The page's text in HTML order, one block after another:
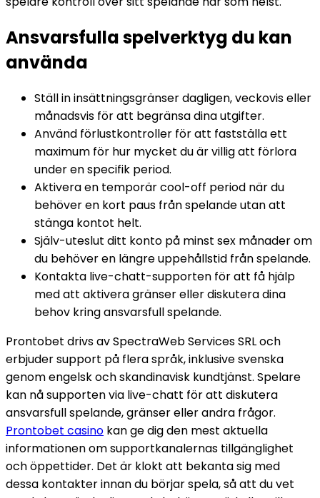
Ansvarsfulla spelverktyg du kan
använda
Ställ in insättningsgränser dagligen, veckovis eller
månadsvis för att begränsa dina utgifter.
Använd förlustkontroller för att fastställa ett
maximum för hur mycket du är villig att förlora
under en specifik period.
Aktivera en temporär cool-off period när du
behöver en kort paus från spelande utan att
stänga kontot helt.
Själv-uteslut ditt konto på minst sex månader om
du behöver en längre uppehållstid från spelande.
Kontakta live-chatt-supporten för att få hjälp
med att aktivera gränser eller diskutera dina
behov kring ansvarsfull spelande.
Prontobet drivs av SpectraWeb Services SRL och
erbjuder support på flera språk, inklusive svenska
genom engelsk och skandinavisk kundtjänst. Spelare
kan nå supporten via live-chatt för att diskutera
ansvarsfull spelande, gränser eller andra frågor.
Prontobet casino kan ge dig den mest aktuella
informationen om supportkanalernas tillgänglighet
och öppettider. Det är klokt att bekanta sig med
dessa kontakter innan du börjar spela, så att du vet